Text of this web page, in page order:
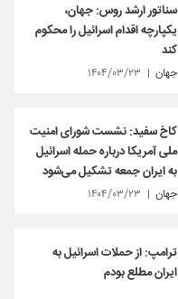
سناتور ارشد روس: جهان،
یکپارچه اقدام اسرائیل را محکوم
کند
جهان ۱۴۰۴/۰۳/۲۳
کاخ سفید: نشست شورای امنیت
ملی آمریکا درباره حمله اسرائیل
به ایران جمعه تشکیل می‌شود
جهان ۱۴۰۴/۰۳/۲۳
ترامپ: از حملات اسرائیل به
ایران مطلع بودم